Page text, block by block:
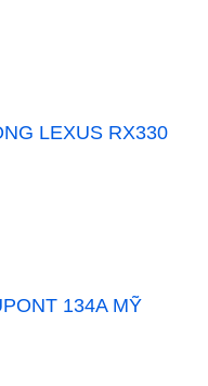
LEXUS RX330
134A MỸ